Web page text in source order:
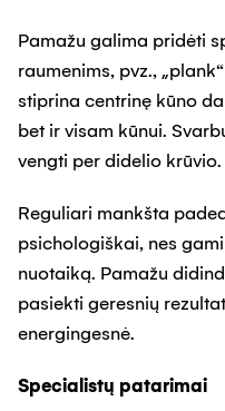
Pamažu galima pridėti
raumenims, pvz.,
stiprina centrinę kūno
bet ir visam kūnui.
vengti per didelio krūvio.
Reguliari mankšta
psichologiškai, nes
nuotaiką. Pamažu
pasiekti geresnių
energingesnė.
Specialistų patarimai